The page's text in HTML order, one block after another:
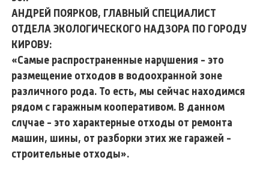
АНДРЕЙ ПОЯРКОВ, ГЛАВНЫЙ СПЕЦИАЛИСТ
ОТДЕЛА ЭКОЛОГИЧЕСКОГО НАДЗОРА ПО ГОРОДУ
КИРОВУ:
«Самые распространенные нарушения - это
размещение отходов в водоохранной зоне
различного рода. То есть, мы сейчас находимся
рядом с гаражным кооперативом. В данном
случае - это характерные отходы от ремонта
машин, шины, от разборки этих же гаражей -
строительные отходы».